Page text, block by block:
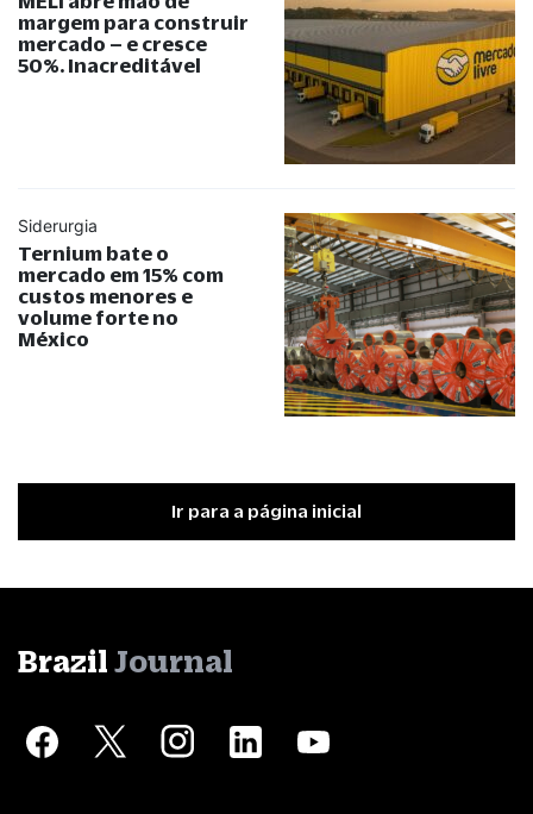
margem para construir
mercado – e cresce
50%. Inacreditável
Siderurgia
Ternium bate o
mercado em 15% com
custos menores e
volume forte no
México
Ir para a página inicial
Brazil Journal